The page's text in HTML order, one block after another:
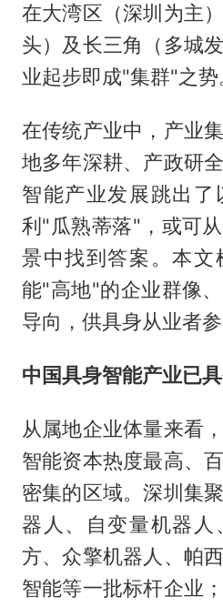
在大湾区（深圳为主
头）及长三角（多城
业起步即成"集群"之势
在传统产业中，产业
地多年深耕、产政研
智能产业发展跳出了
利"瓜熟蒂落"，或可
景中找到答案。本文
能"高地"的企业群像
导向，供具身从业者参
中国具身智能产业已
从属地企业体量来看
智能资本热度最高、
密集的区域。深圳集
器人、自变量机器人
方、众擎机器人、帕
智能等一批标杆企业